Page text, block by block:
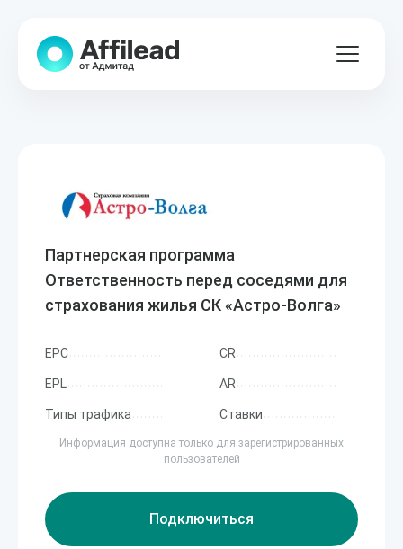
Партнерская программа
Ответственность перед соседями для
страхования жилья СК «Астро-Волга»
EPC CR
EPL AR
Типы трафика Ставки
Информация доступна только для зарегистрированных
пользователей
Подключиться